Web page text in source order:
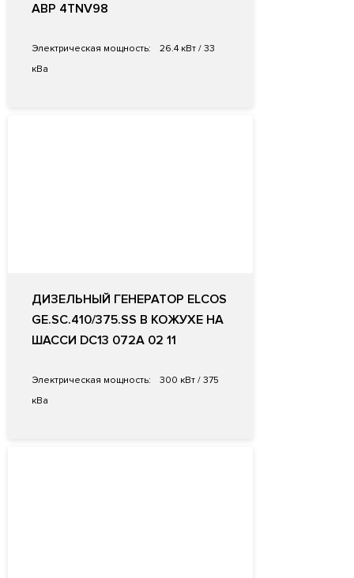
АВР 4TNV98
Электрическая мощность:
26.4 кВт / 33
кВа
ДИЗЕЛЬНЫЙ ГЕНЕРАТОР ELCOS
GE.SC.410/375.SS В КОЖУХЕ НА
ШАССИ DC13 072A 02 11
Электрическая мощность:
300 кВт / 375
кВа